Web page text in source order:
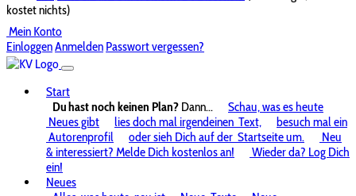
kostet nichts)
Mein Konto
EinloggenAnmelden Passwort vergessen?
Start
Du hast noch keinen Plan? Dann...
Schau, was es heute
Neues gibt
lies doch mal irgendeinen Text,
besuch mal ein
Autorenprofil
oder sieh Dich auf der Startseite um.
Neu
& interessiert? Melde Dich kostenlos an!
Wieder da? Log Dich
ein!
Neues